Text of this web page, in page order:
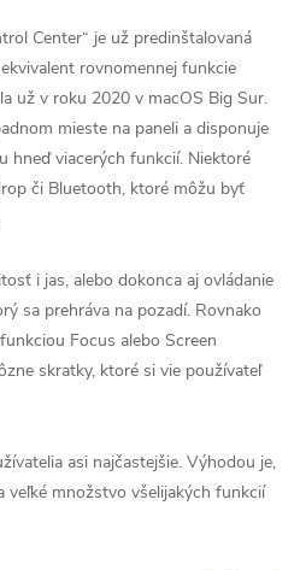
Center“ je už predinštalovaná
rovnomennej funkcie
už v roku 2020 v macOS Big Sur.
mieste na paneli a disponuje
hneď viacerých funkcií. Niektoré
či Bluetooth, ktoré môžu byť
i jas, alebo dokonca aj ovládanie
sa prehráva na pozadí. Rovnako
Focus alebo Screen
skratky, ktoré si vie používateľ
asi najčastejšie. Výhodou je,
veľké množstvo všelijakých funkcií